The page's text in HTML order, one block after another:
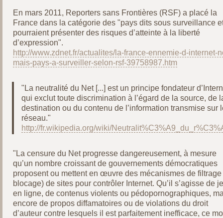
En mars 2011, Reporters sans Frontières (RSF) a placé la
France dans la catégorie des "pays dits sous surveillance
pourraient présenter des risques d’atteinte à la liberté
d’expression".
http://www.zdnet.fr/actualites/la-france-ennemie-d-internet-
mais-pays-a-surveiller-selon-rsf-39758987.htm
"La neutralité du Net [...] est un principe fondateur
qui exclut toute discrimination à l’égard de la source, de
destination ou du contenu de l’information transmise sur
réseau."
http://fr.wikipedia.org/wiki/
"La censure du Net progresse dangereusement, à mesure
qu’un nombre croissant de gouvernements démocratiques
proposent ou mettent en œuvre des mécanismes de filtrage
blocage) de sites pour contrôler Internet. Qu’il s’agisse de
en ligne, de contenus violents ou pédopornographiques,
encore de propos diffamatoires ou de violations du droit
d’auteur contre lesquels il est parfaitement inefficace, ce